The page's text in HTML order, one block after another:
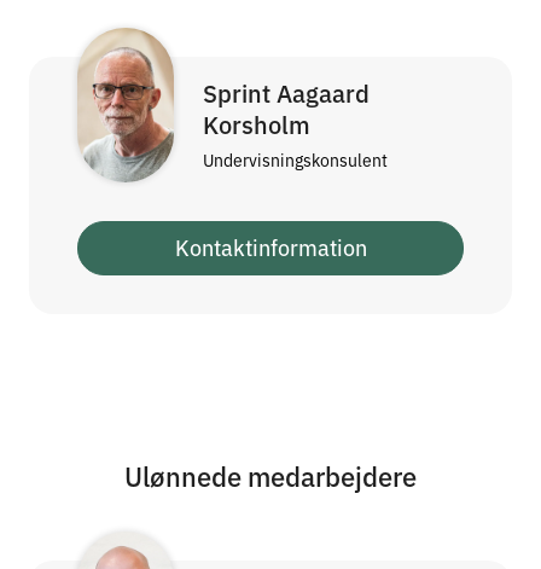
Sprint Aagaard
Korsholm
Undervisningskonsulent
Kontaktinformation
Ulønnede medarbejdere